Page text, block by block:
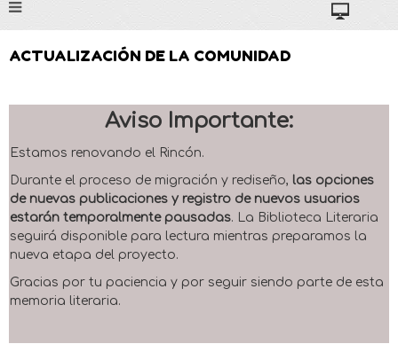
ACTUALIZACIÓN DE LA COMUNIDAD
Aviso Importante:
Estamos renovando el Rincón.
Durante el proceso de migración y rediseño, las opciones
de nuevas publicaciones y registro de nuevos usuarios
estarán temporalmente pausadas. La Biblioteca Literaria
seguirá disponible para lectura mientras preparamos la
nueva etapa del proyecto.
Gracias por tu paciencia y por seguir siendo parte de esta
memoria literaria.